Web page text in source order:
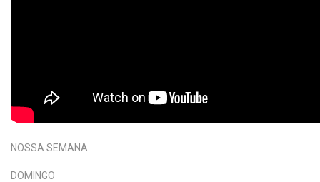
NOSSA SEMANA
DOMINGO